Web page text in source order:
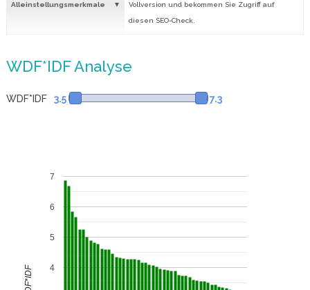
Alleinstellungsmerkmale Vollversion und bekommen Sie Zugriff auf
diesen SEO-Check.
WDF*IDF Analyse
WDF*IDF 3.5 7.3
4
5
6
7
WDF*IDF